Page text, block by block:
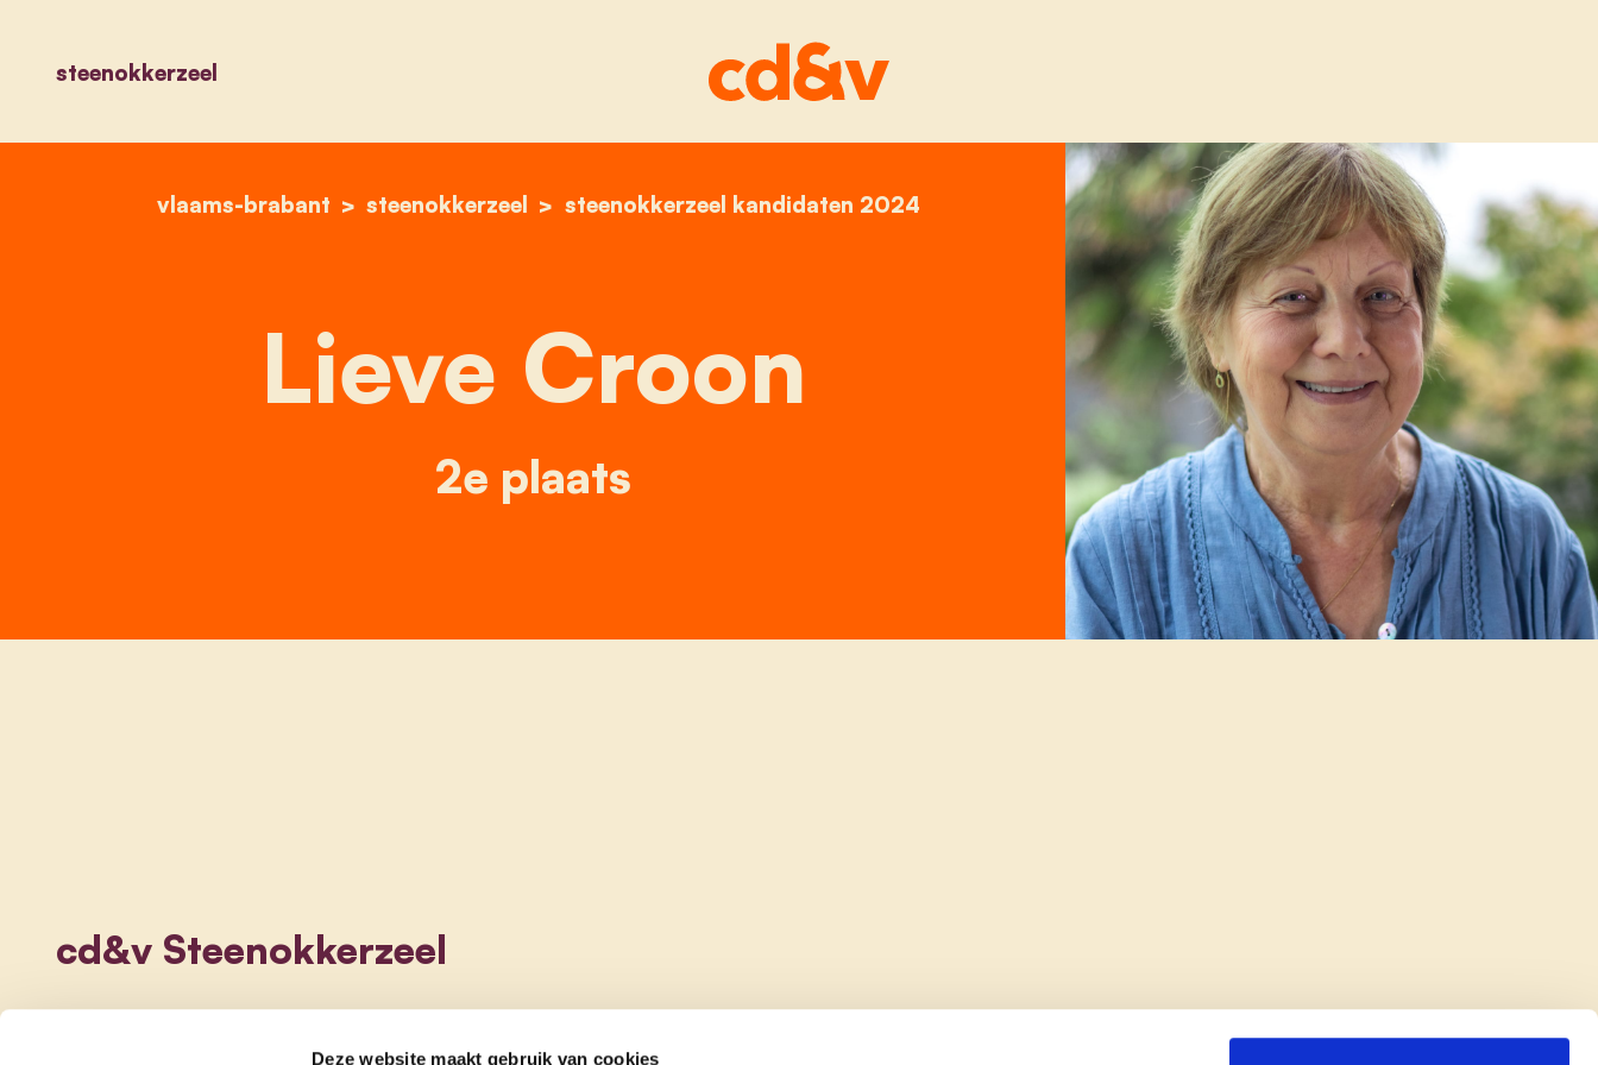
Deze website maakt gebruik van cookies
steenokkerzeel
home
vlaams-brabant steenokkerzeel steenokkerzeel kandidaten 2024
lieve croon
Lieve Croon
2e plaats
cd&v Steenokkerzeel